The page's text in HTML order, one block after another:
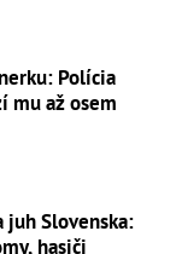
Polícia
mu až osem
juh Slovenska:
hasiči